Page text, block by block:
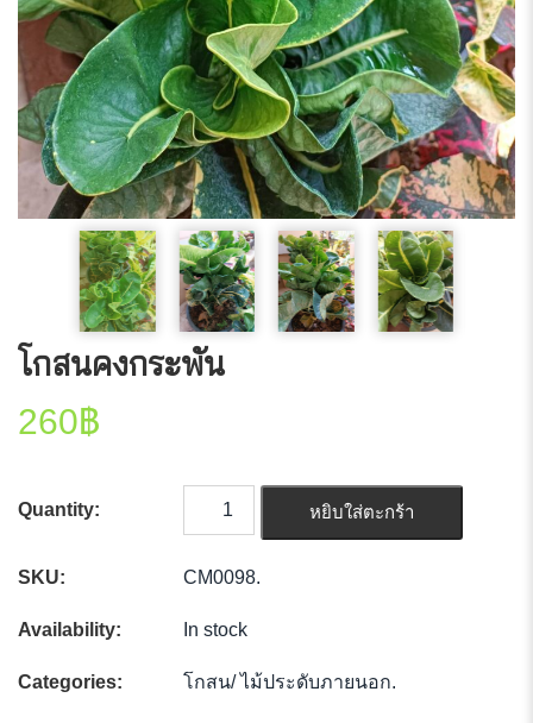
โกสนคงกระพัน
260฿
Quantity: หยิบใส่ตะกร้า
SKU: CM0098.
Availability: In stock
Categories: โกสน/ไม้ประดับภายนอก.